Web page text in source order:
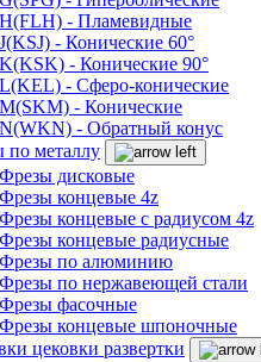
H(FLH) - Пламевидные
J(KSJ) - Конические 60°
K(KSK) - Конические 90°
L(KEL) - Сферо-конические
M(SKM) - Конические
N(WKN) - Обратный конус
по металлу
Фрезы дисковые
Фрезы концевые 4z
Фрезы концевые с радиусом 4z
Фрезы концевые радиусные
Фрезы по алюминию
Фрезы по нержавеющей стали
Фрезы фасочные
Фрезы концевые шпоночные
цековки развертки